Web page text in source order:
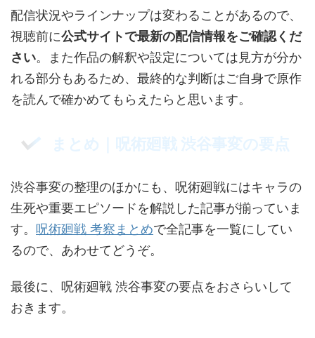
配信状況やラインナップは変わることがあるので、
視聴前に公式サイトで最新の配信情報をご確認くだ
さい。また作品の解釈や設定については見方が分か
れる部分もあるため、最終的な判断はご自身で原作
を読んで確かめてもらえたらと思います。
まとめ｜呪術廻戦 渋谷事変の要点
渋谷事変の整理のほかにも、呪術廻戦にはキャラの
生死や重要エピソードを解説した記事が揃っていま
す。 呪術廻戦 考察まとめで全記事を一覧にしてい
るので、あわせてどうぞ。
最後に、呪術廻戦 渋谷事変の要点をおさらいして
おきます。